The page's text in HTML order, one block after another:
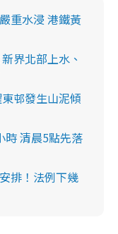
重水浸 港鐵黃
界北部上水、
邨發生山泥傾
時 清晨5點先落
排！法例下幾